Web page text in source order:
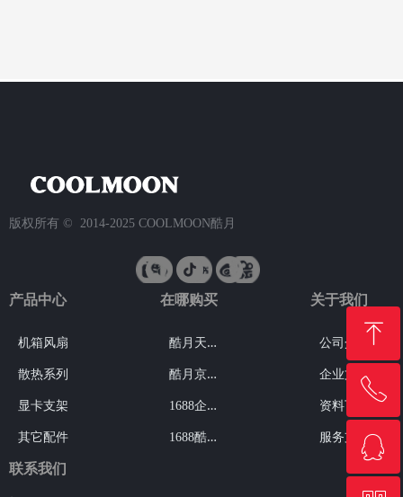
版权所有 ©  2014-2025 COOLMOON酷月
产品中心
机箱风扇
散热系列
显卡支架
其它配件
酷
月天猫旗舰店
酷
月京东旗舰店
1
688企业工厂店
1
688酷月品牌店
在哪购买
公司介绍
企业文化
资料下载
服务支持
关于我们
联系我们
ꁸ
回到顶部
ꂅ
ꁗ